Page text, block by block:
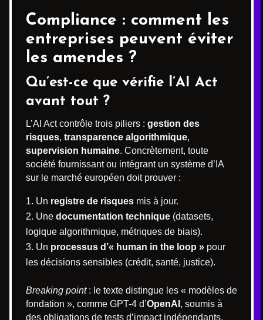
Compliance : comment les
entreprises peuvent éviter
les amendes ?
Qu’est-ce que vérifie l’AI Act
avant tout ?
L’AI Act contrôle trois piliers : gestion des
risques, transparence algorithmique,
supervision humaine. Concrètement, toute
société fournissant ou intégrant un système d’IA
sur le marché européen doit prouver :
Un registre de risques mis à jour.
Une documentation technique (datasets,
logique algorithmique, métriques de biais).
Un processus d’« human in the loop » pour
les décisions sensibles (crédit, santé, justice).
Breaking point: le texte distingue les « modèles de
fondation », comme GPT-4 d’OpenAI , soumis à
des obligations de tests d’impact indépendants.